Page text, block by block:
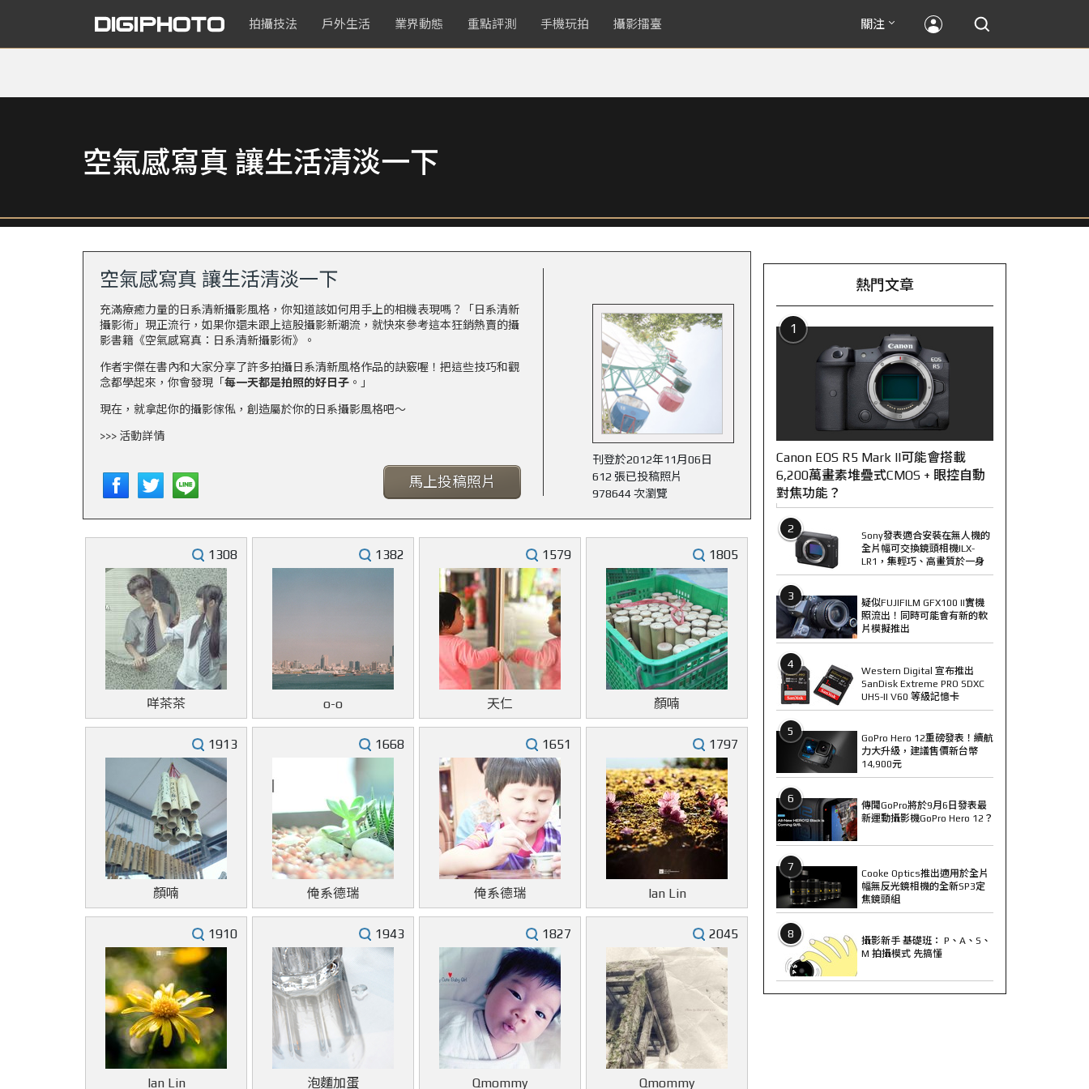
拍攝技法 戶外生活 業界動態 重點評測 手機玩拍 攝影擂臺 關注
空氣感寫真 讓生活清淡一下
空氣感寫真 讓生活清淡一下
充滿療癒力量的日系清新攝影風格，你知道該如何用手上的相機表現嗎？「日系清新
攝影術」現正流行，如果你還未跟上這股攝影新潮流，就快來參考這本狂銷熱賣的攝
影書籍《空氣感寫真：日系清新攝影術》。
作者宇傑在書內和大家分享了許多拍攝日系清新風格作品的訣竅喔！把這些技巧和觀
念都學起來，你會發現「 每一天都是拍照的好日子 。」
現在，就拿起你的攝影傢俬，創造屬於你的日系攝影風格吧～
>>> 活動詳情
馬上投稿照片
刊登於2012年11月06日
612 張已投稿照片
978644 次瀏覽
1308
咩茶茶
1382
o-o
1579
天仁
1805
顏喃
1913
顏喃
1668
俺系德瑞
1651
俺系德瑞
1797
Ian Lin
1910
Ian Lin
1943
泡麵加蛋
1827
Qmommy
2045
Qmommy
熱門文章
1
Canon EOS R5 Mark II可能會搭載
6,200萬畫素堆疊式CMOS + 眼控自動
對焦功能？
2
Sony發表適合安裝在無人機的
全片幅可交換鏡頭相機ILX-
LR1，集輕巧、高畫質於一身
3
疑似FUJIFILM GFX100 II實機
照流出！同時可能會有新的軟
片模擬推出
4
Western Digital 宣布推出
SanDisk Extreme PRO SDXC
UHS-II V60 等級記憶卡
5
GoPro Hero 12重磅發表！續航
力大升級，建議售價新台幣
14,900元
6
傳聞GoPro將於9月6日發表最
新運動攝影機GoPro Hero 12？
7
Cooke Optics推出適用於全片
幅無反光鏡相機的全新SP3定
焦鏡頭組
8
攝影新手 基礎班： P、A、S、
M 拍攝模式 先搞懂